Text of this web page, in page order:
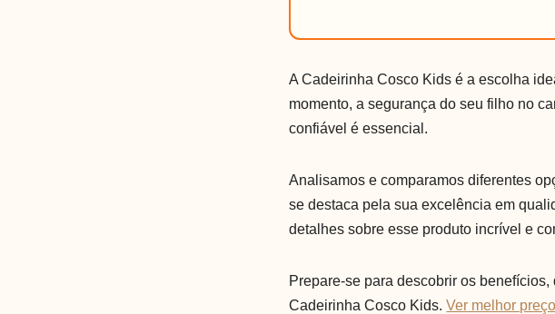
A Cadeirinha Cosco Kids é a escolha
momento, a segurança do seu filho no
confiável é essencial.
Analisamos e comparamos diferentes
se destaca pela sua excelência em
detalhes sobre esse produto incrível e
Prepare-se para descobrir os
Cadeirinha Cosco Kids.Ver melhor preço